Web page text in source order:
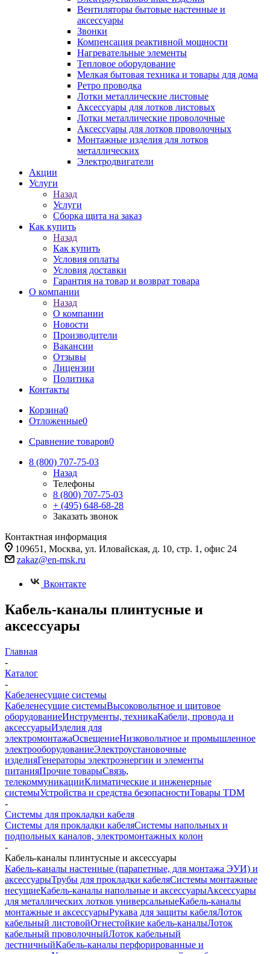
Вентиляторы бытовые настенные и
аксессуары
Звонки
Компенсация реактивной мощности
Нагревательные элементы
Тепловое оборудование
Мелкая бытовая техника и товары для дома
Ретро проводка
Лотки металлические листовые
Аксессуары для лотков листовых
Лотки металлические проволочные
Аксессуары для лотков проволочных
Монтажные изделия для лотков
металлических
Электродвигатели
Акции
Услуги
Назад
Услуги
Сборка щита на заказ
Как купить
Назад
Как купить
Условия оплаты
Условия доставки
Гарантия на товар и возврат товара
О компании
Назад
О компании
Новости
Производители
Вакансии
Отзывы
Лицензии
Политика
Контакты
Корзина0
Отложенные0
Сравнение товаров0
8 (800) 707-75-03
Назад
Телефоны
8 (800) 707-75-03
+ (495) 648-68-28
Заказать звонок
Контактная информация
109651, Москва, ул. Иловайская, д. 10, стр. 1, офис 24
zakaz@en-msk.ru
Вконтакте
Кабель-каналы плинтусные и
аксессуары
Главная
-
Каталог
-
Кабеленесущие системы
Кабеленесущие системыВысоковольтное и щитовое
оборудованиеИнструменты, техникаКабели, провода и
аксессуарыИзделия для
электромонтажаОсвещениеНизковольтное и промышленное
электрооборудованиеЭлектроустановочные
изделияГенераторы электроэнергии и элементы
питанияПрочие товарыСвязь,
телекоммуникацииКлиматические и инженерные
системыУстройства и средства безопасностиТовары TDM
-
Системы для прокладки кабеля
Системы для прокладки кабеляСистемы напольных и
подпольных каналов, электромонтажных колон
-
Кабель-каналы плинтусные и аксессуары
Кабель-каналы настенные (парапетные, для монтажа ЭУИ) и
аксессуарыТрубы для прокладки кабеляСистемы монтажные
несущиеКабель-каналы напольные и аксессуарыАксессуары
для металлических лотков универсальныеКабель-каналы
монтажные и аксессуарыРукава для защиты кабеляЛоток
кабельный листовойОгнестойкие кабель-каналыЛоток
кабельный проволочныйЛоток кабельный
лестничныйКабель-каналы перфорированные и